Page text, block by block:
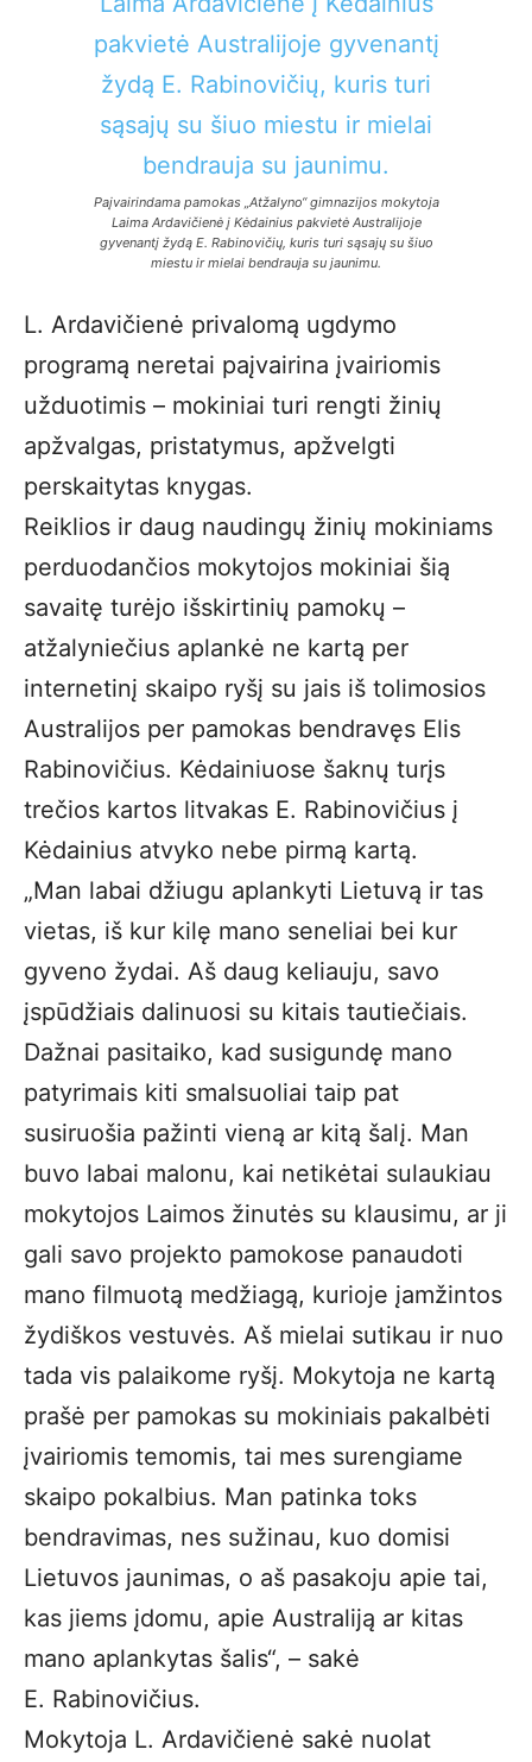
Paįvairindama pamokas „Atžalyno“ gimnazijos mokytoja
Laima Ardavičienė į Kėdainius pakvietė Australijoje
gyvenantį žydą E. Rabinovičių, kuris turi sąsajų su šiuo
miestu ir mielai bendrauja su jaunimu.
L. Ardavičienė privalomą ugdymo
programą neretai paįvairina įvairiomis
užduotimis – mokiniai turi rengti žinių
apžvalgas, pristatymus, apžvelgti
perskaitytas knygas.
Reiklios ir daug naudingų žinių mokiniams
perduodančios mokytojos mokiniai šią
savaitę turėjo išskirtinių pamokų –
atžalyniečius aplankė ne kartą per
internetinį skaipo ryšį su jais iš tolimosios
Australijos per pamokas bendravęs Elis
Rabinovičius. Kėdainiuose šaknų turįs
trečios kartos litvakas E. Rabinovičius į
Kėdainius atvyko nebe pirmą kartą.
„Man labai džiugu aplankyti Lietuvą ir tas
vietas, iš kur kilę mano seneliai bei kur
gyveno žydai. Aš daug keliauju, savo
įspūdžiais dalinuosi su kitais tautiečiais.
Dažnai pasitaiko, kad susigundę mano
patyrimais kiti smalsuoliai taip pat
susiruošia pažinti vieną ar kitą šalį. Man
buvo labai malonu, kai netikėtai sulaukiau
mokytojos Laimos žinutės su klausimu, ar ji
gali savo projekto pamokose panaudoti
mano filmuotą medžiagą, kurioje įamžintos
žydiškos vestuvės. Aš mielai sutikau ir nuo
tada vis palaikome ryšį. Mokytoja ne kartą
prašė per pamokas su mokiniais pakalbėti
įvairiomis temomis, tai mes surengiame
skaipo pokalbius. Man patinka toks
bendravimas, nes sužinau, kuo domisi
Lietuvos jaunimas, o aš pasakoju apie tai,
kas jiems įdomu, apie Australiją ar kitas
mano aplankytas šalis“, – sakė
E. Rabinovičius.
Mokytoja L. Ardavičienė sakė nuolat